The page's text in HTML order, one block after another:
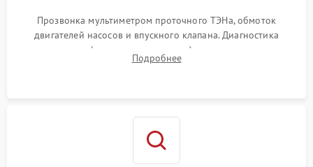
Прозвонка мультиметром проточного ТЭНа, обмоток
двигателей насосов и впускного клапана. Диагностика
прессостата (датчика уровня воды), датчика мутности,
концевика дверцы и электронного модуля управления.
Подробнее